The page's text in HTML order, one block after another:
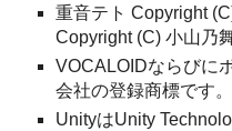
重音テト Copyright
Copyright (C) 小山乃
VOCALOIDならびに
会社の登録商標です。
UnityはUnity